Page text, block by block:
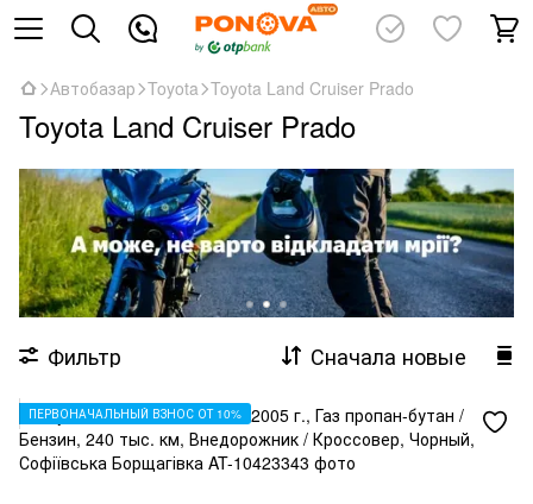
Автобазар Toyota Toyota Land Cruiser Prado
Toyota Land Cruiser Prado
Фильтр Сначала новые
ПЕРВОНАЧАЛЬНЫЙ ВЗНОС ОТ 10%